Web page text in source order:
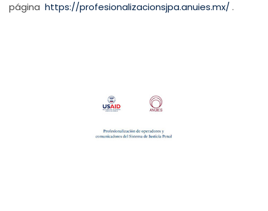
página https://profesionalizacionsjpa.anuies.mx/ .